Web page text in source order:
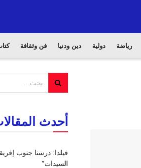
رياضة دولية دين ودنيا فن وثقافة
أحدث
فيلدا: درسنا جنوب
السيدات”